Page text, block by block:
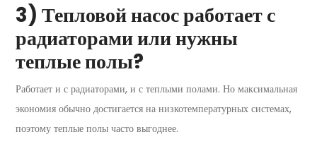
3) Тепловой насос работает с
радиаторами или нужны
теплые полы?
Работает и с радиаторами, и с теплыми полами. Но максимальная
экономия обычно достигается на низкотемпературных системах,
поэтому теплые полы часто выгоднее.